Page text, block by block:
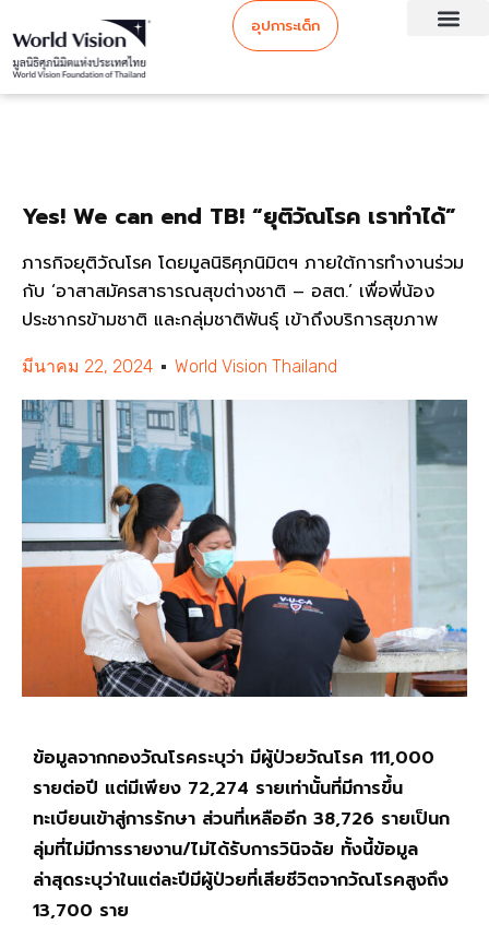
อุปการะเด็ก
Yes! We can end TB! “ยุติวัณโรค เราทำได้”
ภารกิจยุติวัณโรค โดยมูลนิธิศุภนิมิตฯ ภายใต้การทำงานร่วม
กับ ‘อาสาสมัครสาธารณสุขต่างชาติ – อสต.’ เพื่อพี่น้อง
ประชากรข้ามชาติ และกลุ่มชาติพันธุ์ เข้าถึงบริการสุขภาพ
มีนาคม 22, 2024 World Vision Thailand
ข้อมูลจากกองวัณโรคระบุว่า มีผู้ป่วยวัณโรค 111,000
รายต่อปี แต่มีเพียง 72,274 รายเท่านั้นที่มีการขึ้น
ทะเบียนเข้าสู่การรักษา ส่วนที่เหลืออีก 38,726 รายเป็นก
ลุ่มที่ไม่มีการรายงาน/ไม่ได้รับการวินิจฉัย ทั้งนี้ข้อมูล
ล่าสุดระบุว่าในแต่ละปีมีผู้ป่วยที่เสียชีวิตจากวัณโรคสูงถึง
13,700 ราย